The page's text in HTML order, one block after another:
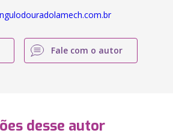
Fale com o autor
desse autor